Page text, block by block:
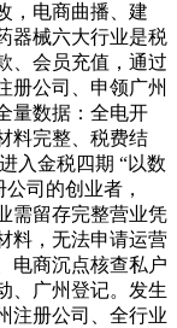
，电商曲播、建
器械六大行业是税
、会员充值，通过
册公司、申领广州
量数据：全电开
料完整、税费结
入金税四期 “以数
司的创业者，
需留存完整营业凭
料，无法申请运营
电商沉点核查私户
、广州登记。发生
注册公司、全行业